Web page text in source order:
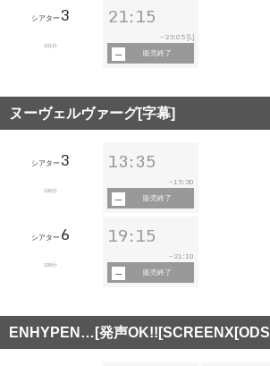
シアター 3
101分
21:15
~ 23:05 [L]
販売終了
ヌーヴェルヴァーグ[字幕]
シアター 3
106分
13:35
~15:30
販売終了
シアター 6
106分
19:15
~ 21:10
販売終了
ENHYPEN…[発声OK!![SCREENX[ODS